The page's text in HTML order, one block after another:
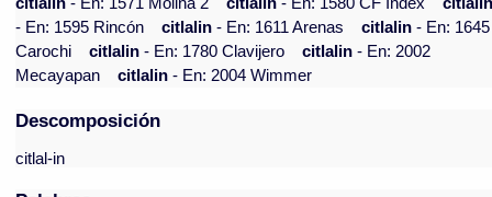
citlalin- En: 1571 Molina 2 citlalin- En: 1580 CF Index
- En: 1595 Rincón
citlalin- En: 1611 Arenas citlalin- En: 1645
Carochi
citlalin- En: 1780 Clavijero citlalin- En: 2002
Mecayapan
citlalin- En: 2004 Wimmer
Descomposición
citlal-in